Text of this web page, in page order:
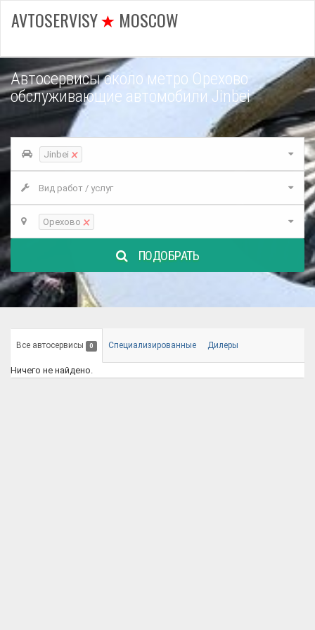
AVTOSERVISY MOSCOW
Автосервисы около метро Орехово
обслуживающие автомобили Jinbei
Jinbei ×
Вид работ / услуг
Орехово ×
ПОДОБРАТЬ
Все автосервисы 0 Специализированные Дилеры
Ничего не найдено.